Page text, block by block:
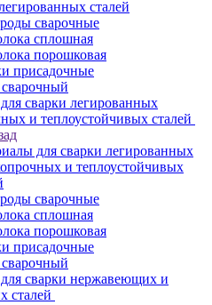
сталей
сварочные
сплошная
порошковая
присадочные
сварки легированных
и теплоустойчивых сталей
для сварки легированных
и теплоустойчивых
сварочные
сплошная
порошковая
присадочные
сварки нержавеющих и
сталей